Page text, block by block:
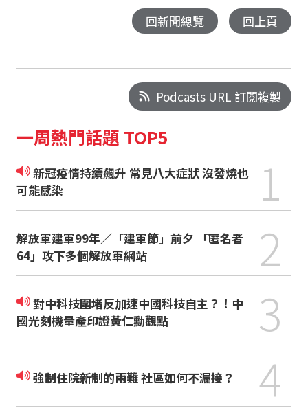
回新聞總覽 回上頁
Podcasts URL 訂閱複製
一周熱門話題 TOP5
新冠疫情持續飆升 常見八大症狀 沒發燒也
可能感染
1
解放軍建軍99年／「建軍節」前夕 「匿名者
64」攻下多個解放軍網站
2
對中科技圍堵反加速中國科技自主？！中
國光刻機量產印證黃仁勳觀點
3
強制住院新制的兩難 社區如何不漏接？ 4